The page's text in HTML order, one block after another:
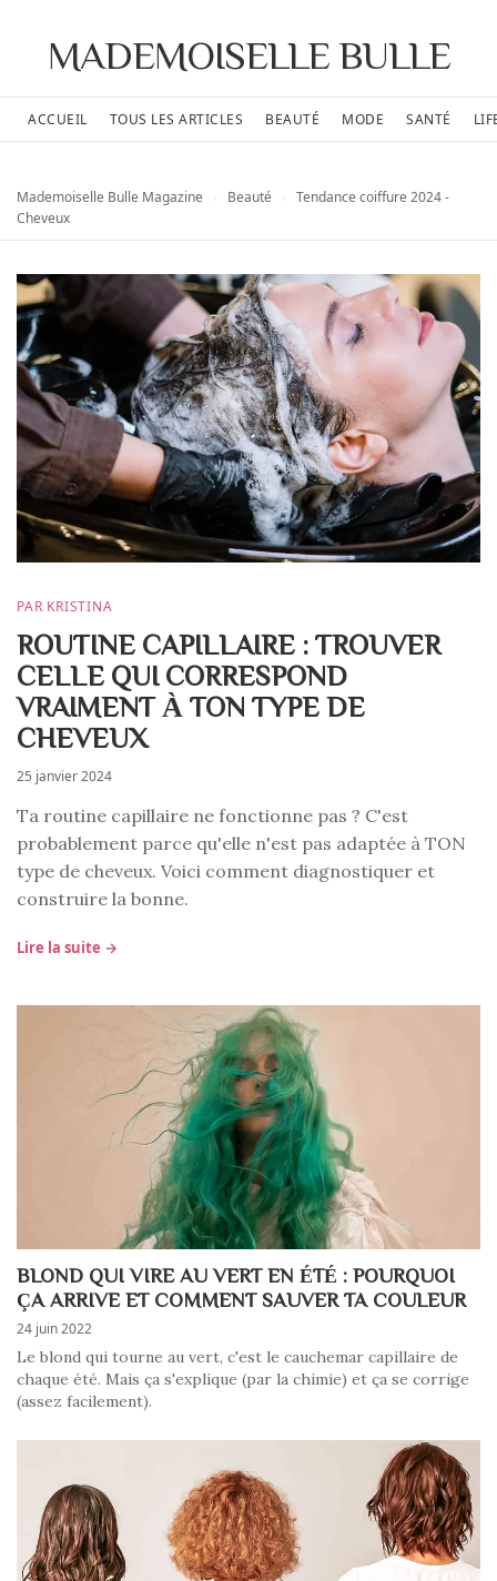
MADEMOISELLE BULLE
ACCUEIL TOUS LES ARTICLES BEAUTÉ MODE SANTÉ
Mademoiselle Bulle Magazine Beauté
Tendance coiffure 2024 -
Cheveux
PAR KRISTINA
ROUTINE CAPILLAIRE : TROUVER
CELLE QUI CORRESPOND
VRAIMENT À TON TYPE DE
CHEVEUX
25 janvier 2024
Ta routine capillaire ne fonctionne pas ? C'est
probablement parce qu'elle n'est pas adaptée à TON
type de cheveux. Voici comment diagnostiquer et
construire la bonne.
Lire la suite →
BLOND QUI VIRE AU VERT EN ÉTÉ : POURQUOI
ÇA ARRIVE ET COMMENT SAUVER TA COULEUR
24 juin 2022
Le blond qui tourne au vert, c'est le cauchemar capillaire de
chaque été. Mais ça s'explique (par la chimie) et ça se corrige
(assez facilement).